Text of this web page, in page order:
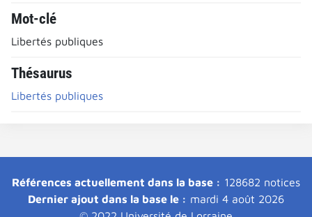
Mot-clé
Libertés publiques
Thésaurus
Libertés publiques
Références actuellement dans la base : 128682 notices
Dernier ajout dans la base le : mardi 4 août 2026